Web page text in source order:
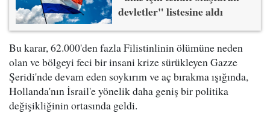
devletler" listesine aldı
Bu karar, 62.000'den fazla Filistinlinin ölümüne neden
olan ve bölgeyi feci bir insani krize sürükleyen Gazze
Şeridi'nde devam eden soykırım ve aç bırakma ışığında,
Hollanda'nın İsrail'e yönelik daha geniş bir politika
değişikliğinin ortasında geldi.